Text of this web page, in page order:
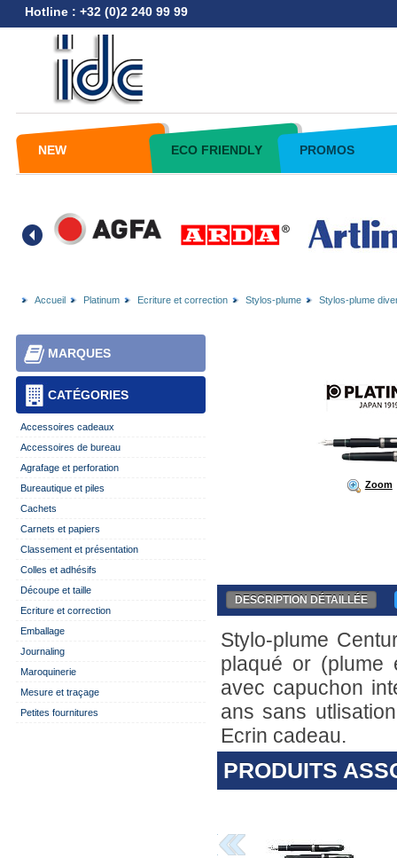
Hotline : +32 (0)2 240 99 99
NEW ECO FRIENDLY PROMOS
Accueil Platinum Ecriture et correction Stylos-plume Stylos-plume
CATÉGORIES
MARQUES
Accessoires cadeaux
Accessoires de bureau
Agrafage et perforation
Bureautique et piles
Cachets
Carnets et papiers
Classement et présentation
Colles et adhésifs
Découpe et taille
Ecriture et correction
Emballage
Journaling
Maroquinerie
Mesure et traçage
Petites fournitures
Zoom
DESCRIPTION DÉTAILLÉE
Stylo-plume
plaqué or (plume
avec capuchon
ans sans
Ecrin cadeau.
PRODUITS